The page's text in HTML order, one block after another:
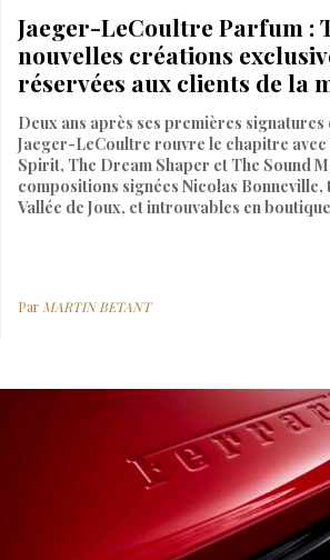
Jaeger-LeCoultre Parfum :
nouvelles créations
réservées aux clients de la
Deux ans après ses premières
Jaeger-LeCoultre rouvre le chapitre avec
Spirit, The Dream Shaper et The Sound
compositions signées Nicolas Bonneville,
Vallée de Joux, et introuvables en
Par MARTIN BETANT